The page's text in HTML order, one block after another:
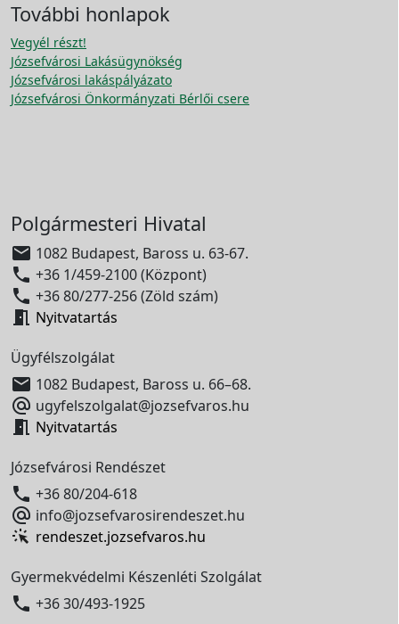
További honlapok
Vegyél részt!
Józsefvárosi Lakásügynökség
Józsefvárosi lakáspályázato
Józsefvárosi Önkormányzati Bérlői csere
Polgármesteri Hivatal
 1082 Budapest, Baross u. 63-67.
 +36 1/459-2100 (Központ)
 +36 80/277-256 (Zöld szám)
 Nyitvatartás
Ügyfélszolgálat
 1082 Budapest, Baross u. 66–68.
 ugyfelszolgalat@jozsefvaros.hu
 Nyitvatartás
Józsefvárosi Rendészet
 +36 80/204-618
 info@jozsefvarosirendeszet.hu
rendeszet.jozsefvaros.hu
Gyermekvédelmi Készenléti Szolgálat
 +36 30/493-1925